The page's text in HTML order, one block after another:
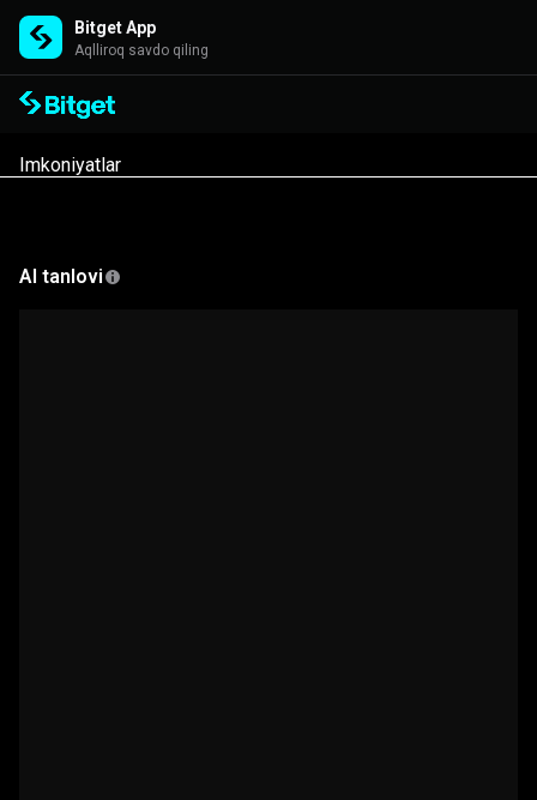
Bitget App
Aqlliroq savdo qiling
Imkoniyatlar
AI tanlovi